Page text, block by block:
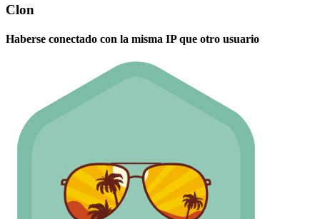
Clon
Haberse conectado con la misma IP que otro usuario